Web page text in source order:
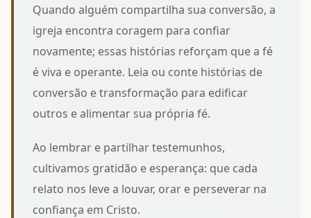
Quando alguém compartilha sua conversão, a
igreja encontra coragem para confiar
novamente; essas histórias reforçam que a fé
é viva e operante. Leia ou conte histórias de
conversão e transformação para edificar
outros e alimentar sua própria fé.
Ao lembrar e partilhar testemunhos,
cultivamos gratidão e esperança: que cada
relato nos leve a louvar, orar e perseverar na
confiança em Cristo.